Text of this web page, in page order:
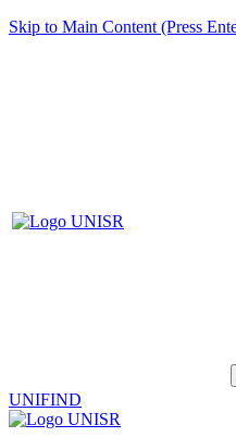
Skip to Main Content (Press
UNIFIND